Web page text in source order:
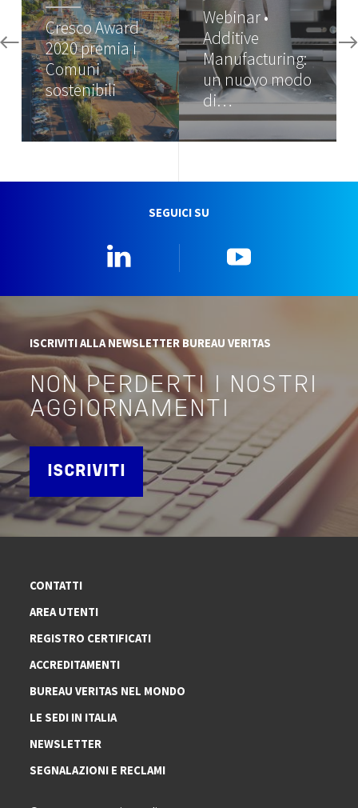
Cresco Award
2020 premia i
Comuni
sostenibili
Webinar •
Additive
Manufacturing:
un nuovo modo
di…
SEGUICI SU
ISCRIVITI ALLA NEWSLETTER BUREAU VERITAS
NON PERDERTI I NOSTRI
AGGIORNAMENTI
ISCRIVITI
CONTATTI
AREA UTENTI
REGISTRO CERTIFICATI
ACCREDITAMENTI
BUREAU VERITAS NEL MONDO
LE SEDI IN ITALIA
NEWSLETTER
SEGNALAZIONI E RECLAMI